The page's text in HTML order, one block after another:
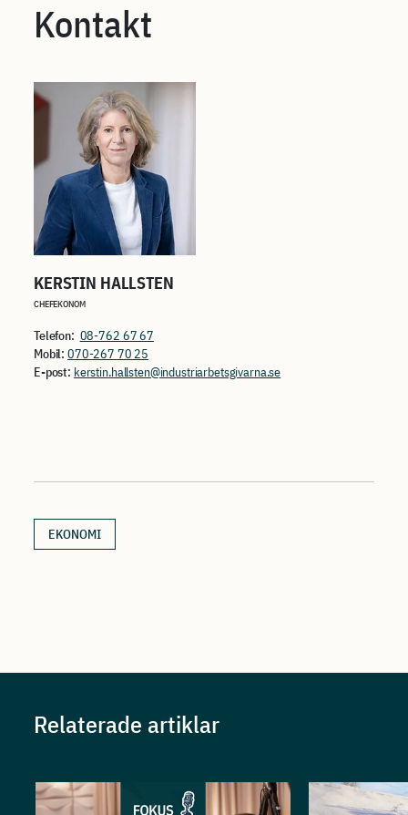
Kontakt
KERSTIN HALLSTEN
CHEFEKONOM
Telefon: 08-762 67 67
Mobil:070-267 70 25
E-post: kerstin.hallsten@industriarbetsgivarna.se
EKONOMI
Relaterade artiklar